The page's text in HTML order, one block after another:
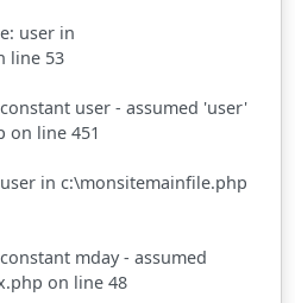
user in
line 53
user - assumed 'user'
on line 451
in c:\monsitemainfile.php
mday - assumed
on line 48